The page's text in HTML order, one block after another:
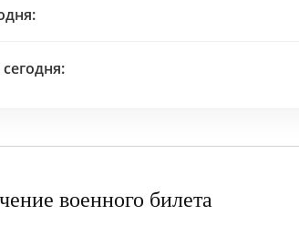
военного билета